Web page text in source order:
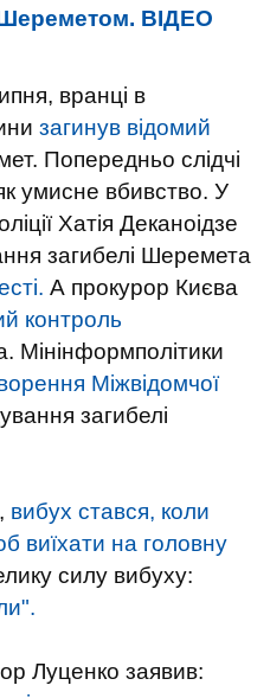
ВIДЕО
вранці в
загинув відомий
Попередньо слідчі
умисне вбивство. У
Хатія Деканоідзе
загибелі Шеремета
А прокурор Києва
контроль
Мінінформполітики
Міжвідомчої
загибелі
вибух стався, коли
виїхати на головну
силу вибуху:
Луценко заявив: